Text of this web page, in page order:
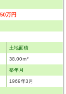
とき
町、
、秩
村、
郡 神
、大
玉郡
杉戸
万円
土地面積
38.00ｍ²
築年月
1969年3月